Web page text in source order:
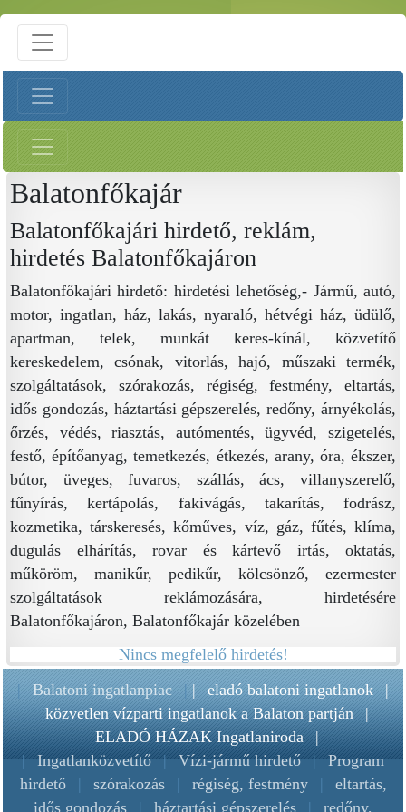
Balatonfőkajár
Balatonfőkajári hirdető, reklám,
hirdetés Balatonfőkajáron
Balatonfőkajári hirdető: hirdetési lehetőség,- Jármű, autó,
motor, ingatlan, ház, lakás, nyaraló, hétvégi ház, üdülő,
apartman, telek, munkát keres-kínál, közvetítő
kereskedelem, csónak, vitorlás, hajó, műszaki termék,
szolgáltatások, szórakozás, régiség, festmény, eltartás,
idős gondozás, háztartási gépszerelés, redőny, árnyékolás,
őrzés, védés, riasztás, autómentés, ügyvéd, szigetelés,
festő, építőanyag, temetkezés, étkezés, arany, óra, ékszer,
bútor, üveges, fuvaros, szállás, ács, villanyszerelő,
fűnyírás, kertápolás, fakivágás, takarítás, fodrász,
kozmetika, társkeresés, kőműves, víz, gáz, fűtés, klíma,
dugulás elhárítás, rovar és kártevő irtás, oktatás,
műköröm, manikűr, pedikűr, kölcsönző, ezermester
szolgáltatások reklámozására, hirdetésére
Balatonfőkajáron, Balatonfőkajár közelében
Nincs megfelelő hirdetés!
| Balatoni ingatlanpiac || eladó balatoni ingatlanok |
közvetlen vízparti ingatlanok a Balaton partján |
ELADÓ HÁZAK Ingatlaniroda |
| Ingatlanközvetítő | Vízi-jármű hirdető | Program
hirdető
| szórakozás | régiség, festmény |
eltartás,
idős gondozás
| háztartási gépszerelés | redőny,